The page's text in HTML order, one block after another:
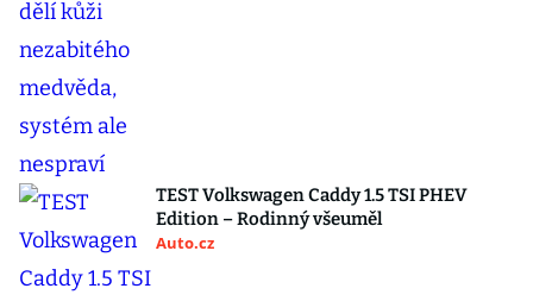
TEST Volkswagen Caddy 1.5 TSI PHEV
Edition – Rodinný všeuměl
Auto.cz